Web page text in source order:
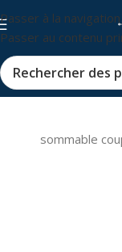
Passer à la navigation
Passer au contenu
et consommable